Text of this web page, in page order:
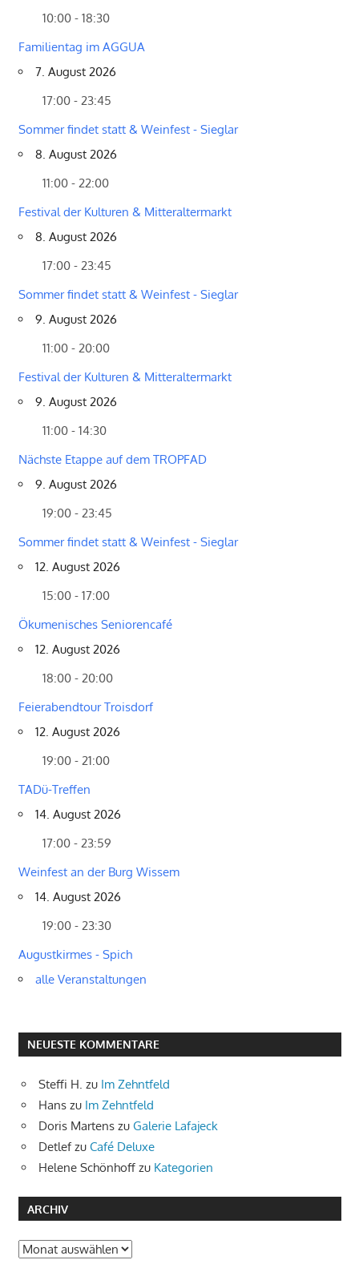
10:00 - 18:30
Familientag im AGGUA
7. August 2026
17:00 - 23:45
Sommer findet statt & Weinfest - Sieglar
8. August 2026
11:00 - 22:00
Festival der Kulturen & Mitteraltermarkt
8. August 2026
17:00 - 23:45
Sommer findet statt & Weinfest - Sieglar
9. August 2026
11:00 - 20:00
Festival der Kulturen & Mitteraltermarkt
9. August 2026
11:00 - 14:30
Nächste Etappe auf dem TROPFAD
9. August 2026
19:00 - 23:45
Sommer findet statt & Weinfest - Sieglar
12. August 2026
15:00 - 17:00
Ökumenisches Seniorencafé
12. August 2026
18:00 - 20:00
Feierabendtour Troisdorf
12. August 2026
19:00 - 21:00
TADü-Treffen
14. August 2026
17:00 - 23:59
Weinfest an der Burg Wissem
14. August 2026
19:00 - 23:30
Augustkirmes - Spich
alle Veranstaltungen
NEUESTE KOMMENTARE
Steffi H. zu Im Zehntfeld
Hans zu Im Zehntfeld
Doris Martens zu Galerie Lafajeck
Detlefzu Café Deluxe
Helene Schönhoff zu Kategorien
ARCHIV
Archiv